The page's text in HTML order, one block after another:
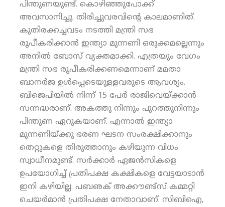
പിന്തുണയുണ്ട്. കൊഴിഞ്ഞുപോക്ക്
അവസാനിച്ചു. തിരിച്ചുവരവിന്റെ കാലമാണിത്.
കുതിരക്കച്ചവടം നടത്തി മന്ത്രി സഭ
രൂപീകരിക്കാന്‍ ഇന്ത്യാ മുന്നണി ഒരുക്കമല്ലെന്നും
അനില്‍ ബോസ് വ്യക്തമാക്കി. എത്രയും വേഗം
മന്ത്രി സഭ രൂപീകരിക്കണമെന്നാണ് മമതാ
ബാനര്‍ജ ഉള്‍പ്പെടെയുളളവരുടെ ആവശ്യം.
ബിജെപിയില്‍ നിന്ന് 15 പേര്‍ രാജിവെയ്ക്കാന്‍
സന്നദ്ധരാണ്. അകത്തു നിന്നും പുറത്തുനിന്നും
പിന്തുണ ഏറുകയാണ്. എന്നാല്‍ ഇന്ത്യാ
മുന്നണിയ്ക്കു ഭരണ ഘടന സംരക്ഷിക്കാനും
തെറ്റുകളെ തിരുത്താനും കഴിയുന്ന വിധം
സ്വാധീനമുണ്ട്. സര്‍ക്കാര്‍ ഏജന്‍സികളെ
ഉപയോഗിച്ച് പ്രതിപക്ഷ കക്ഷികളെ വേട്ടയാടാന്‍
ഇനി കഴിയില്ല. പബഌക് അക്കൗണ്ട്‌സ് കമ്മറ്റി
ചെയര്‍മാന്‍ പ്രതിപക്ഷ നേതാവാണ്. സിബിഐ,